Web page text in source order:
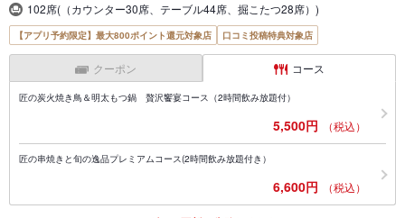
102席(（カウンター30席、テーブル44席、掘こたつ28席）)
【アプリ予約限定】最大800ポイント還元対象店 口コミ投稿特典対象店
クーポン コース
匠の炭火焼き鳥＆明太もつ鍋 贅沢饗宴コース（2時間飲み放題付）
5,500円 （税込）
匠の串焼きと旬の逸品プレミアムコース(2時間飲み放題付き）
6,600円 （税込）